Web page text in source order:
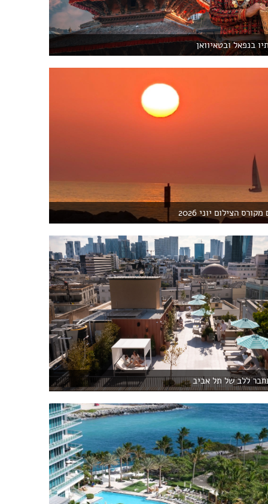
בנפאל ובטאיוואן
הצילום יוני 2026
ללב של תל אביב